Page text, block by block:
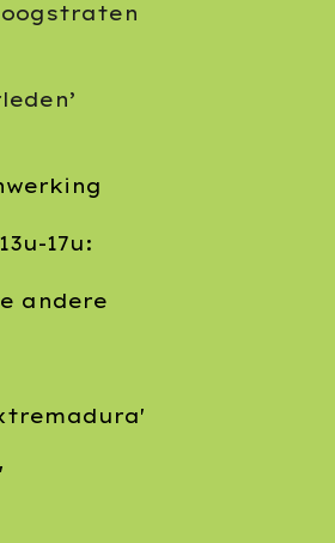
17u:
andere